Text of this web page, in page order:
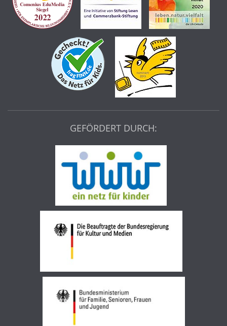
GEFÖRDERT DURCH: